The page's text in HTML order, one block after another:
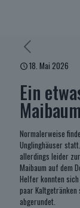
18. Mai 2026
Ein
Normalerweise
Unglinghäuser
allerdings leider
Maibaum auf dem
Helfer konnten
paar Kaltgetränken
abgerundet.